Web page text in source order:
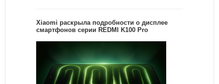
Xiaomi раскрыла подробности о дисплее
смартфонов серии REDMI K100 Pro